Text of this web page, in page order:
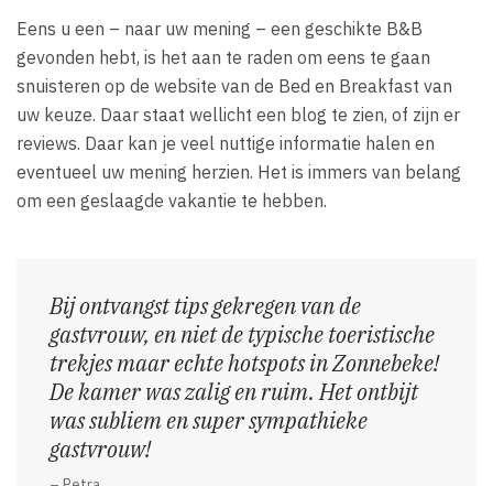
Eens u een – naar uw mening – een geschikte B&B
gevonden hebt, is het aan te raden om eens te gaan
snuisteren op de website van de Bed en Breakfast van
uw keuze. Daar staat wellicht een blog te zien, of zijn er
reviews. Daar kan je veel nuttige informatie halen en
eventueel uw mening herzien. Het is immers van belang
om een geslaagde vakantie te hebben.
Bij ontvangst tips gekregen van de
gastvrouw, en niet de typische toeristische
trekjes maar echte hotspots in Zonnebeke!
De kamer was zalig en ruim. Het ontbijt
was subliem en super sympathieke
gastvrouw!